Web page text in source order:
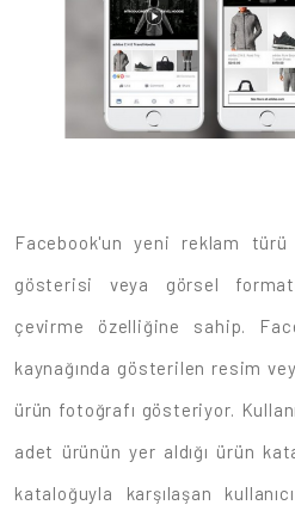
Facebook'un yeni reklam
gösterisi veya görsel
çevirme özelliğine sahip.
kaynağında gösterilen resim
ürün fotoğrafı gösteriyor.
adet ürünün yer aldığı ürün
kataloğuyla karşılaşan